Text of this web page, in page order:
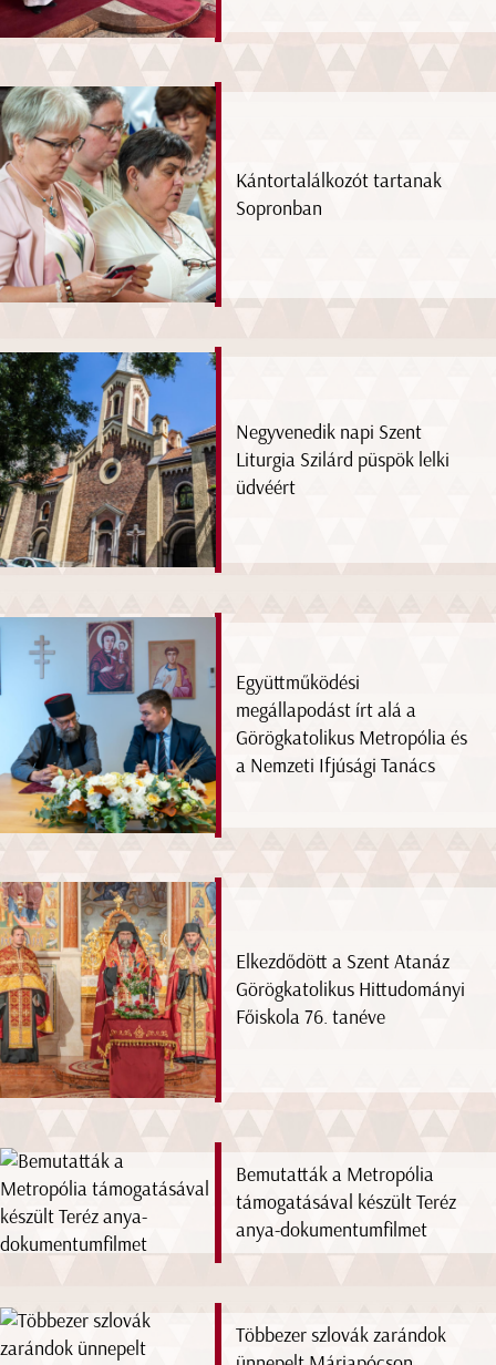
Kántortalálkozót tartanak
Sopronban
Negyvenedik napi Szent
Liturgia Szilárd püspök lelki
üdvéért
Együttműködési
megállapodást írt alá a
Görögkatolikus Metropólia és
a Nemzeti Ifjúsági Tanács
Elkezdődött a Szent Atanáz
Görögkatolikus Hittudományi
Főiskola 76. tanéve
Bemutatták a Metropólia
támogatásával készült Teréz
anya-dokumentumfilmet
Többezer szlovák zarándok